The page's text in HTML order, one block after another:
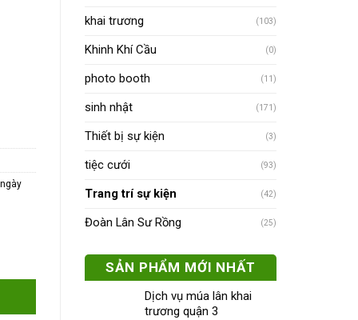
khai trương (103)
Khinh Khí Cầu (0)
photo booth (11)
sinh nhật (171)
Thiết bị sự kiện (3)
tiệc cưới (93)
Trang trí sự kiện (42)
Đoàn Lân Sư Rồng (25)
SẢN PHẨM MỚI NHẤT
Dịch vụ múa lân khai
trương quận 3